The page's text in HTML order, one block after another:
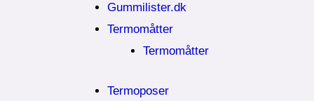
Gummilister.dk
Termomåtter
Termomåtter
Termoposer